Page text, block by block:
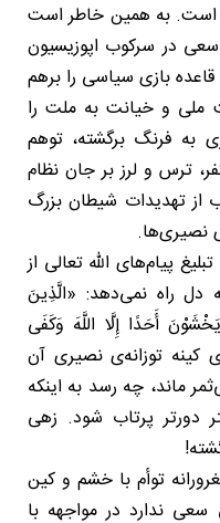
است. به همین خاطر است
در سرکوب اپوزیسیون
بازی سیاسی را برهم
ملی و خیانت به ملت را
به فرنگ برگشته، توهم
ترس و لرز بر جان نظام
از تهدیدات شیطان بزرگ
نصیری‌ها.
پیام‌های الله تعالی از
راه نمی‌دهد: «الَّذِينَ
أَحَدًا إِلَّا اللَّهَ وَکَفَى
٣٩). تیرهای کینه توزانه‌ی نصیری آن
ماند، چه رسد به اینکه
دورتر پرتاب شود. زهی
توأم با خشم و کین
ندارد در مواجهه با